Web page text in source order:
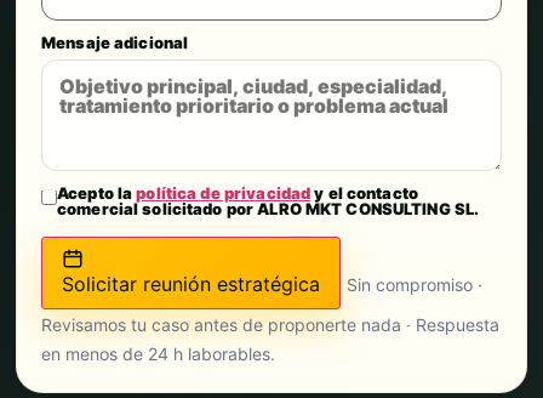
Mensaje adicional
Acepto lapolítica de privacidady el contacto
comercial solicitado por ALRO MKT CONSULTING SL.
Solicitar reunión estratégica
Sin compromiso ·
Revisamos tu caso antes de proponerte nada · Respuesta
en menos de 24 h laborables.